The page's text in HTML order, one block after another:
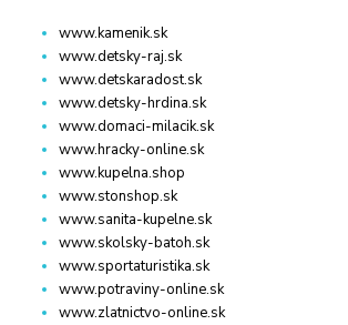
www.kamenik.sk
www.detsky-raj.sk
www.detskaradost.sk
www.detsky-hrdina.sk
www.domaci-milacik.sk
www.hracky-online.sk
www.kupelna.shop
www.stonshop.sk
www.sanita-kupelne.sk
www.skolsky-batoh.sk
www.sportaturistika.sk
www.potraviny-online.sk
www.zlatnictvo-online.sk